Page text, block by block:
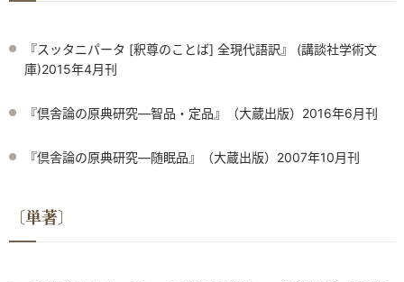
『スッタニパータ [釈尊のことば] 全現代語訳』 (講談社学術文
庫)2015年4月刊
『倶舎論の原典研究―智品・定品』（大蔵出版）2016年6月刊
『倶舎論の原典研究―随眠品』（大蔵出版）2007年10月刊
〔単著〕